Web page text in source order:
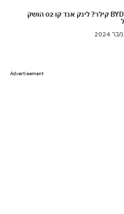
BYD Atto 3 קילר? לינק אנד קו 02 הושק
Advertisement